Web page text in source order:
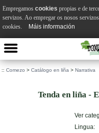
:: Comezo > Catálogo en liña > Narrativa
Tenda en liña -
Ver
Lingua:
Empregamos cookies propias e de
servizos. Ao empregar os nosos
cookies.
Máis información